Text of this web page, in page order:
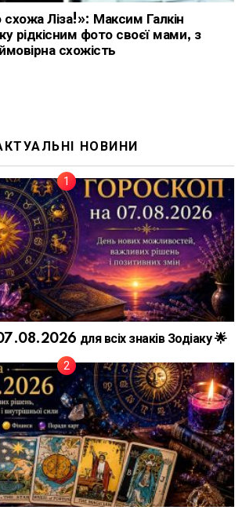
схожа Ліза!»: Максим Галкін
рідкісним фото своєї мами, з
схожість
НОВИНИ
для всіх знаків Зодіаку 🌟